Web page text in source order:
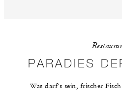
PARADIES
Was darf’s sein, frischer